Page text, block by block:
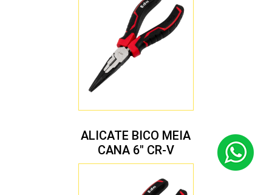
ALICATE BICO MEIA
CANA 6″ CR-V